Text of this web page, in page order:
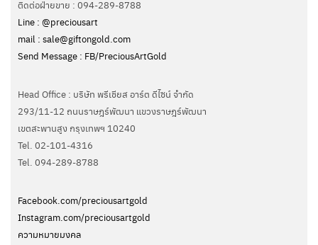
ติดต่อฝ่ายขาย : 094-289-8788
Line : @preciousart
mail : sale@giftongold.com
Send Message : FB/PreciousArtGold
Head Office : บริษัท พรีเชียส อาร์ต ดีไซน์ จำกัด
293/11-12 ถนนราษฎร์พัฒนา แขวงราษฎร์พัฒนา
เขตสะพานสูง กรุงเทพฯ 10240
Tel. 02-101-4316
Tel. ‭094-289-8788‬
Facebook.com/preciousartgold
Instagram.com/preciousartgold
ความหมายมงคล